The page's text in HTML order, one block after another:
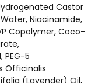
Castor
Niacinamide,
Copolymer, Coco-
PEG-5
Officinalis
(Lavender) Oil,